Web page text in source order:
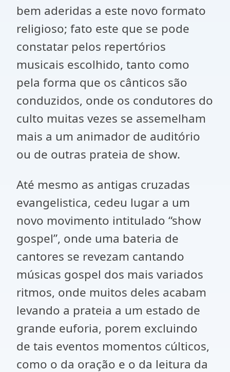
bem aderidas a este novo formato
religioso; fato este que se pode
constatar pelos repertórios
musicais escolhido, tanto como
pela forma que os cânticos são
conduzidos, onde os condutores do
culto muitas vezes se assemelham
mais a um animador de auditório
ou de outras prateia de show.
Até mesmo as antigas cruzadas
evangelistica, cedeu lugar a um
novo movimento intitulado “show
gospel”, onde uma bateria de
cantores se revezam cantando
músicas gospel dos mais variados
ritmos, onde muitos deles acabam
levando a prateia a um estado de
grande euforia, porem excluindo
de tais eventos momentos cúlticos,
como o da oração e o da leitura da